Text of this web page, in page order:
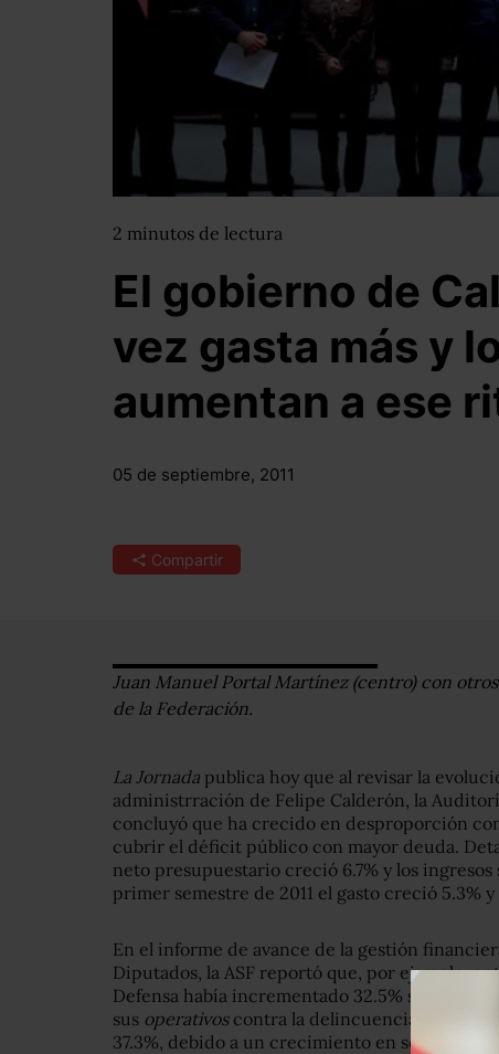
2 minutos de lectura
El gobierno de
vez gasta más y
aumentan a ese
05 de septiembre, 2011
Compartir
Juan Manuel Portal Martínez (centro) con
de la Federación.
La Jornada publica hoy que al revisar la
administrración de Felipe Calderón, la
concluyó que ha crecido en desproporción
cubrir el déficit público con mayor deuda.
neto presupuestario creció 6.7% y los
primer semestre de 2011 el gasto creció 5.3% y
En el informe de avance de la gestión
Diputados, la ASF reportó que, por ejemplo,
Defensa había incrementado 32.5% su gasto
sus operativoscontra la delincuencia
37.3%, debido a un crecimiento en servicios